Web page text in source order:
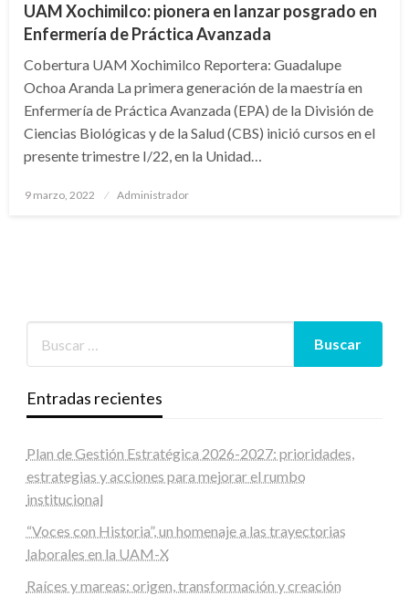
UAM Xochimilco: pionera en lanzar posgrado en
Enfermería de Práctica Avanzada
Cobertura UAM Xochimilco Reportera: Guadalupe
Ochoa Aranda La primera generación de la maestría en
Enfermería de Práctica Avanzada (EPA) de la División de
Ciencias Biológicas y de la Salud (CBS) inició cursos en el
presente trimestre I/22, en la Unidad…
Publicado
9 marzo, 2022 Administrador
Entradas recientes
Plan de Gestión Estratégica 2026-2027: prioridades,
estrategias y acciones para mejorar el rumbo
institucional
“Voces con Historia”, un homenaje a las trayectorias
laborales en la UAM-X
Raíces y mareas: origen, transformación y creación